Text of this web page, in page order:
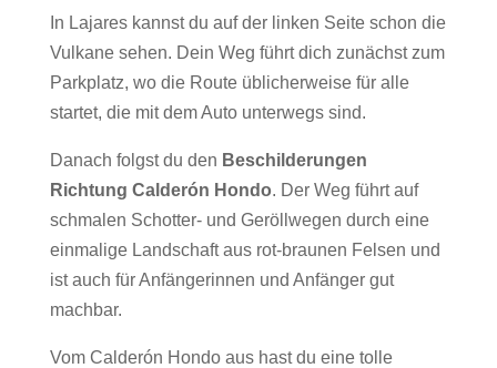
In Lajares kannst du auf der linken Seite schon die
Vulkane sehen. Dein Weg führt dich zunächst zum
Parkplatz, wo die Route üblicherweise für alle
startet, die mit dem Auto unterwegs sind.
Danach folgst du den Beschilderungen
Richtung Calderón Hondo. Der Weg führt auf
schmalen Schotter- und Geröllwegen durch eine
einmalige Landschaft aus rot-braunen Felsen und
ist auch für Anfängerinnen und Anfänger gut
machbar.
Vom Calderón Hondo aus hast du eine tolle